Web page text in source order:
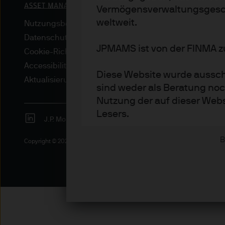
weltweit.
JPMAMS ist von der FINMA
Diese Website wurde
sind weder als Beratung
Nutzung der auf dieser
Lesers.
Die Informationen auf
Institutionelle Anleger –
qualifizierter Anleger
Nutzungsbedingungen
Datenschutzrichtlinien
Cookie-Richtlinien
Accessibility
Aktualisierungen von regulativen Vorschriften
J.P. Morgan
Copyright © 2026 JPMorgan Chase & Co., alle Rechte vorbehalten.